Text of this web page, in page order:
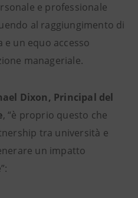
e professionale
al raggiungimento di
e un equo accesso
manageriale.
Dixon, Principal del
, “è proprio questo che
tra università e
un impatto